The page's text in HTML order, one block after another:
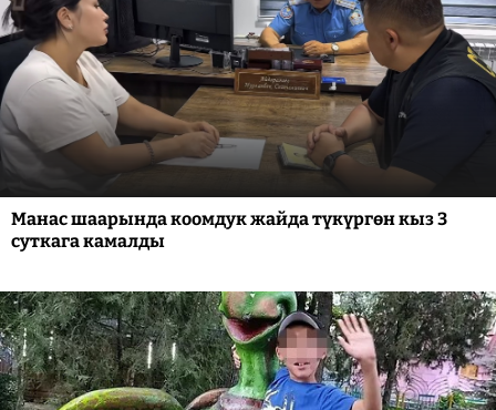
Манас шаарында коомдук жайда түкүргөн кыз 3
суткага камалды